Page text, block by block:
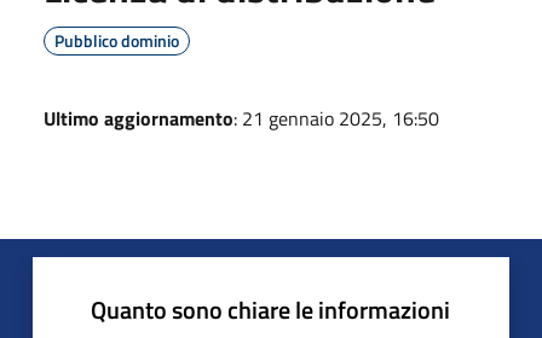
Pubblico dominio
Ultimo aggiornamento: 21 gennaio 2025, 16:50
Quanto sono chiare le informazioni